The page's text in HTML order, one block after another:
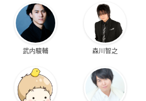
武内駿輔 森川智之